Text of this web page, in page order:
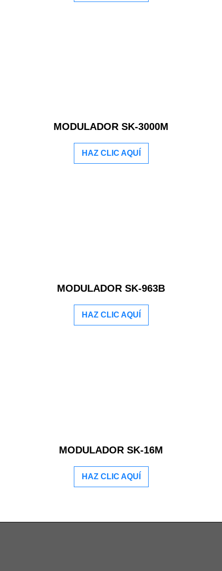
MODULADOR SK-3000M
HAZ CLIC AQUÍ
MODULADOR SK-963B
HAZ CLIC AQUÍ
MODULADOR SK-16M
HAZ CLIC AQUÍ